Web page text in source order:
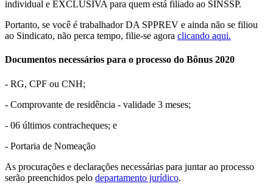
individual e EXCLUSIVA para quem está filiado ao SINSSP.
Portanto, se você é trabalhador DA SPPREV e ainda não se filiou
ao Sindicato, não perca tempo, filie-se agora clicando aqui.
Documentos necessários para o processo do Bônus 2020
- RG, CPF ou CNH;
- Comprovante de residência - validade 3 meses;
- 06 últimos contracheques; e
- Portaria de Nomeação
As procurações e declarações necessárias para juntar ao processo
serão preenchidos pelo departamento jurídico.